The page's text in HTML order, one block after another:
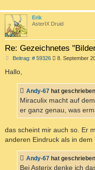
Erik
AsterIX Druid
Re: Gezeichnetes
Beitrag: # 59326B
r
a
8. September
Hallo,
Andy-67 hat
Miraculix macht auf
er ganz genau, was
das scheint mir auch so. Er
anderen Eindruck als in dem
Andy-67 hat
Bei Asterix denke ich